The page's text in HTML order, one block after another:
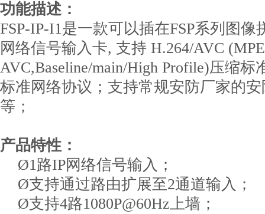
功能描述：
FSP-IP-I1是一款可以插在FSP系列图
网络信号输入卡, 支持 H.264/AVC
AVC,Baseline/main/High Profile)压缩标
标准网络协议；支持常规安防厂家的
等；
产品特性：
Ø1路IP网络信号输入；
Ø支持通过路由扩展至2通道输入；
Ø支持4路1080P@60Hz上墙；